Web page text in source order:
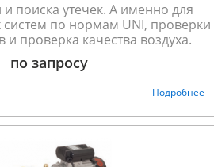
поиска утечек. А именно для
систем по нормам UNI, проверки
проверка качества воздуха.
по запросу
Подробнее